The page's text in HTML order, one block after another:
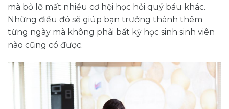
mà bỏ lỡ mất nhiều cơ hội học hỏi quý báu khác.
Những điều đó sẽ giúp bạn trưởng thành thêm
từng ngày mà không phải bất kỳ học sinh sinh viên
nào cũng có được.